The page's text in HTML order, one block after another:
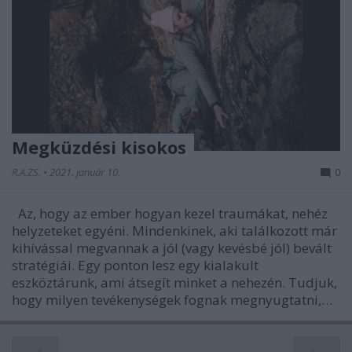
Megküzdési kisokos
R.A.ZS. • 2021. január 10. 0
Az, hogy az ember hogyan kezel traumákat, nehéz
helyzeteket egyéni. Mindenkinek, aki találkozott már
kihívással megvannak a jól (vagy kevésbé jól) bevált
stratégiái. Egy ponton lesz egy kialakult
eszköztárunk, ami átsegít minket a nehezén. Tudjuk,
hogy milyen tevékenységek fognak megnyugtatni,…